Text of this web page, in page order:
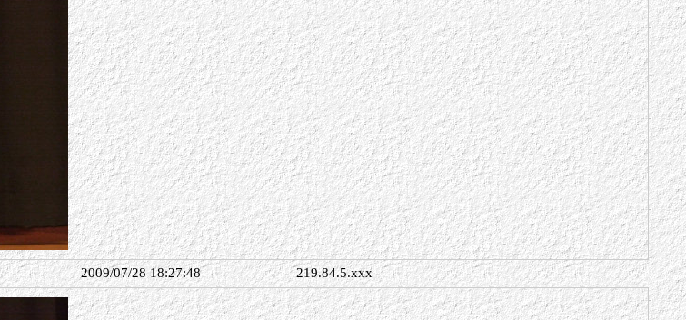
2009/07/28 18:27:48 219.84.5.xxx